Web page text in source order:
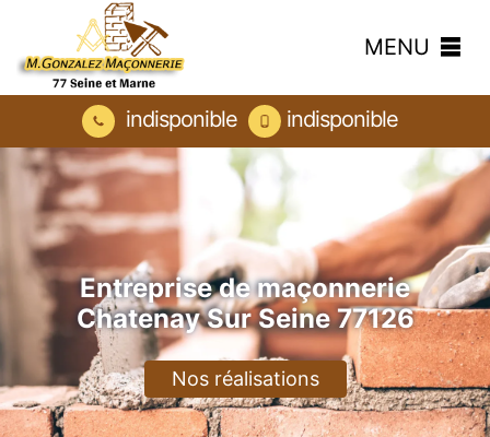
MENU
indisponible indisponible
Entreprise de maçonnerie
Chatenay Sur Seine 77126
Nos réalisations